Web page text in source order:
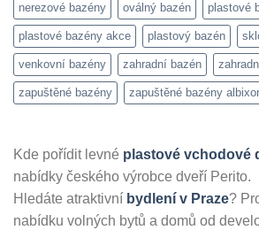
nerezové bazény oválný bazén plastové
plastové bazény akce plastový bazén
venkovní bazény zahradní bazén
zapuštěné bazény zapuštěné bazény
Kde pořídit levné plastové vchodové
nabídky českého výrobce dveří Perito.
Hledáte atraktivní bydlení v Praze?
nabídku volných bytů a domů od